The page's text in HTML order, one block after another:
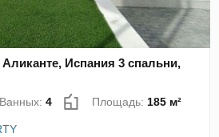
Испания 3 спальни,
Ванных:4 Площадь: 185 м²